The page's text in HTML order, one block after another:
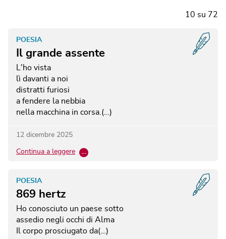
10 su 72
Il grande assente
POESIA
L'ho vista
lì davanti a noi
distratti furiosi
a fendere la nebbia
nella macchina in corsa.(…)
12 dicembre 2025
Continua a leggere …
869 hertz
POESIA
Ho conosciuto un paese sotto
assedio negli occhi di Alma
Il corpo prosciugato da(…)